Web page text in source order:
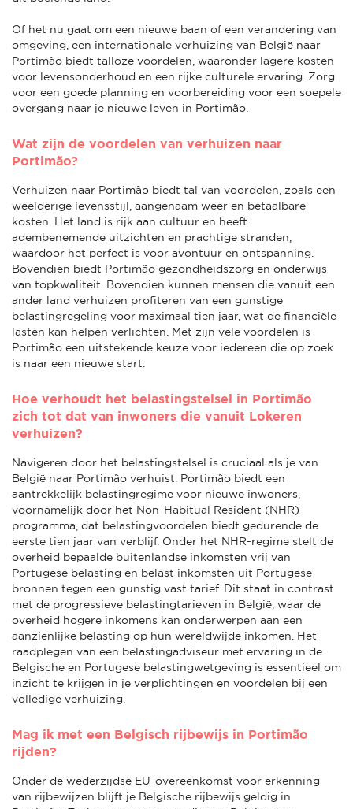
Of het nu gaat om een nieuwe baan of een verandering van
omgeving, een internationale verhuizing van België naar
Portimão biedt talloze voordelen, waaronder lagere kosten
voor levensonderhoud en een rijke culturele ervaring. Zorg
voor een goede planning en voorbereiding voor een soepele
overgang naar je nieuwe leven in Portimão.
Wat zijn de voordelen van verhuizen naar
Portimão?
Verhuizen naar Portimão biedt tal van voordelen, zoals een
weelderige levensstijl, aangenaam weer en betaalbare
kosten. Het land is rijk aan cultuur en heeft
adembenemende uitzichten en prachtige stranden,
waardoor het perfect is voor avontuur en ontspanning.
Bovendien biedt Portimão gezondheidszorg en onderwijs
van topkwaliteit. Bovendien kunnen mensen die vanuit een
ander land verhuizen profiteren van een gunstige
belastingregeling voor maximaal tien jaar, wat de financiële
lasten kan helpen verlichten. Met zijn vele voordelen is
Portimão een uitstekende keuze voor iedereen die op zoek
is naar een nieuwe start.
Hoe verhoudt het belastingstelsel in Portimão
zich tot dat van inwoners die vanuit Lokeren
verhuizen?
Navigeren door het belastingstelsel is cruciaal als je van
België naar Portimão verhuist. Portimão biedt een
aantrekkelijk belastingregime voor nieuwe inwoners,
voornamelijk door het Non-Habitual Resident (NHR)
programma, dat belastingvoordelen biedt gedurende de
eerste tien jaar van verblijf. Onder het NHR-regime stelt de
overheid bepaalde buitenlandse inkomsten vrij van
Portugese belasting en belast inkomsten uit Portugese
bronnen tegen een gunstig vast tarief. Dit staat in contrast
met de progressieve belastingtarieven in België, waar de
overheid hogere inkomens kan onderwerpen aan een
aanzienlijke belasting op hun wereldwijde inkomen. Het
raadplegen van een belastingadviseur met ervaring in de
Belgische en Portugese belastingwetgeving is essentieel om
inzicht te krijgen in je verplichtingen en voordelen bij een
volledige verhuizing.
Mag ik met een Belgisch rijbewijs in Portimão
rijden?
Onder de wederzijdse EU-overeenkomst voor erkenning
van rijbewijzen blijft je Belgische rijbewijs geldig in